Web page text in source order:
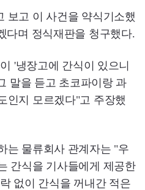
보고 이 사건을 약식기소했
다며 정식재판을 청구했다.
'냉장고에 간식이 있으니
말을 듣고 초코파이랑 과
인지 모르겠다"고 주장했
는 물류회사 관계자는 "우
간식을 기사들에게 제공한
없이 간식을 꺼내간 적은